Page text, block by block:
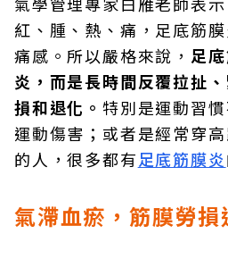
紅、腫、熱、痛，足底筋
痛感。所以嚴格來說， 足
炎，而是長時間反覆拉扯
損和退化。 特別是運動習
運動傷害；或者是經常穿
的人，很多都有足底筋膜炎
氣滯血瘀，筋膜勞損